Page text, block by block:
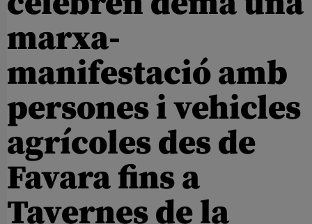
marxa-
manifestació amb
persones i vehicles
agrícoles des de
Favara fins a
Tavernes de la